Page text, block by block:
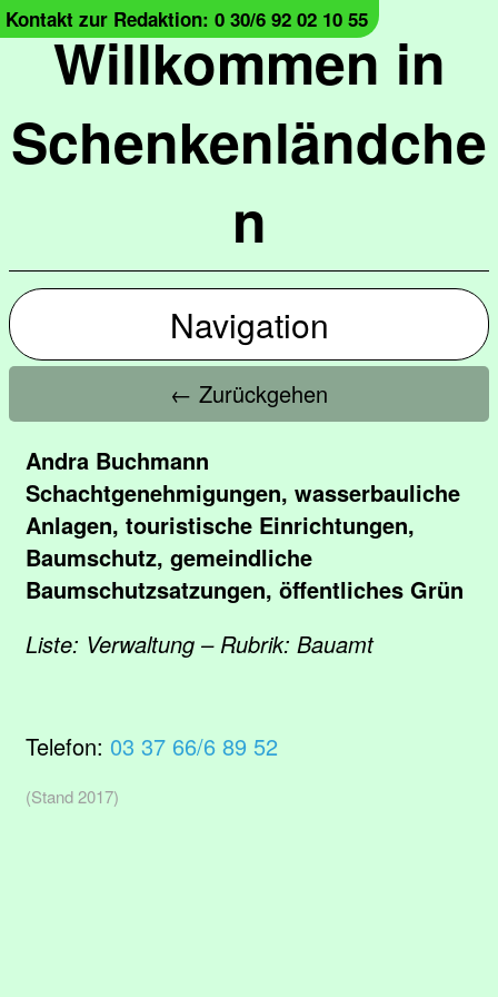
Willkommen in
Schenkenländche
n
Kontakt zur Redaktion: 0 30/6 92 02 10 55
Navigation
← Zurückgehen
Andra Buchmann
Schachtgenehmigungen, wasserbauliche
Anlagen, touristische Einrichtungen,
Baumschutz, gemeindliche
Baumschutzsatzungen, öffentliches Grün
Liste: Verwaltung – Rubrik: Bauamt
Telefon: 03 37 66/6 89 52
(Stand 2017)